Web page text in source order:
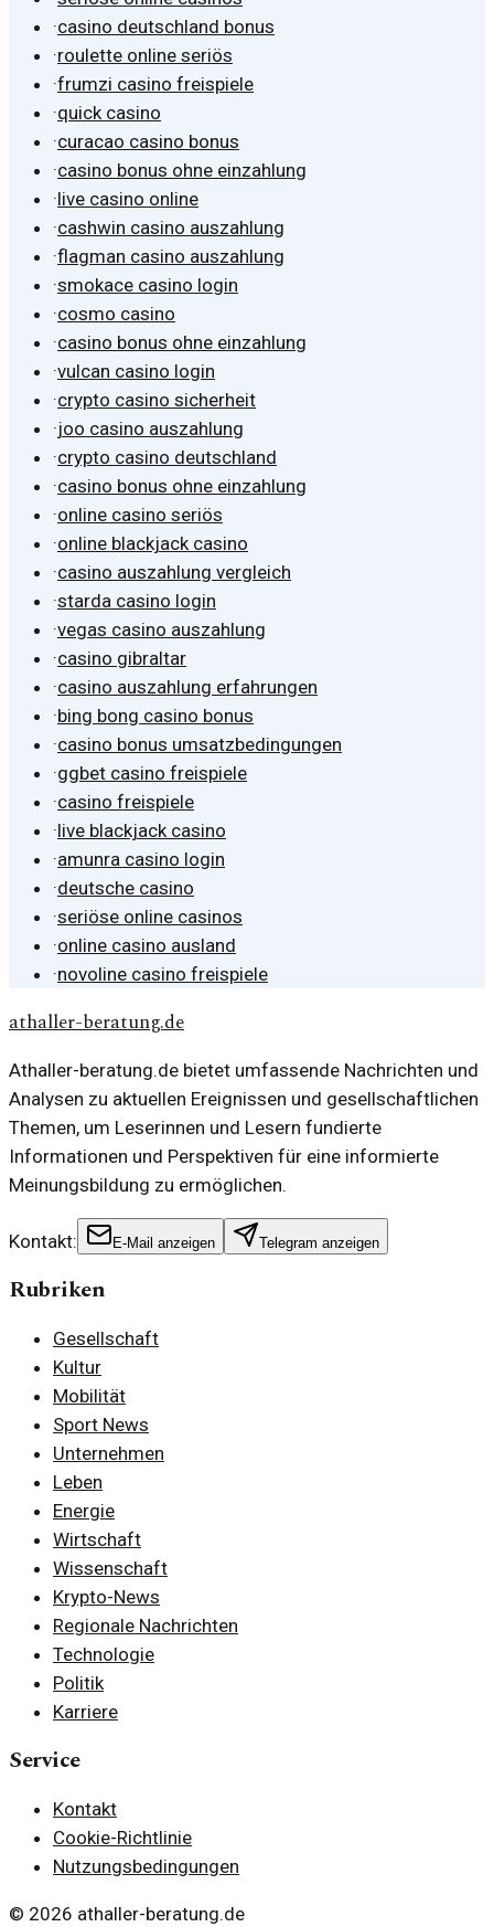
·casino deutschland bonus
·roulette online seriös
·frumzi casino freispiele
·quick casino
·curacao casino bonus
·casino bonus ohne einzahlung
·live casino online
·cashwin casino auszahlung
·flagman casino auszahlung
·smokace casino login
·cosmo casino
·casino bonus ohne einzahlung
·vulcan casino login
·crypto casino sicherheit
·joo casino auszahlung
·crypto casino deutschland
·casino bonus ohne einzahlung
·online casino seriös
·online blackjack casino
·casino auszahlung vergleich
·starda casino login
·vegas casino auszahlung
·casino gibraltar
·casino auszahlung erfahrungen
·bing bong casino bonus
·casino bonus umsatzbedingungen
·ggbet casino freispiele
·casino freispiele
·live blackjack casino
·amunra casino login
·deutsche casino
·seriöse online casinos
·online casino ausland
·novoline casino freispiele
athaller-beratung.de
Athaller-beratung.de bietet umfassende Nachrichten und
Analysen zu aktuellen Ereignissen und gesellschaftlichen
Themen, um Leserinnen und Lesern fundierte
Informationen und Perspektiven für eine informierte
Meinungsbildung zu ermöglichen.
Kontakt: E-Mail anzeigen Telegram anzeigen
Rubriken
Gesellschaft
Kultur
Mobilität
Sport News
Unternehmen
Leben
Energie
Wirtschaft
Wissenschaft
Krypto-News
Regionale Nachrichten
Technologie
Politik
Karriere
Service
Kontakt
Cookie-Richtlinie
Nutzungsbedingungen
© 2026 athaller-beratung.de